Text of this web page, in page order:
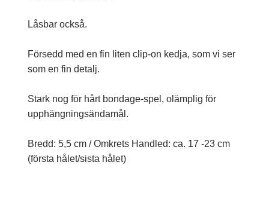
Låsbar också.
Försedd med en fin liten clip-on kedja, som vi ser
som en fin detalj.
Stark nog för hårt bondage-spel, olämplig för
upphängningsändamål.
Bredd: 5,5 cm / Omkrets Handled: ca. 17 -23 cm
(första hålet/sista hålet)